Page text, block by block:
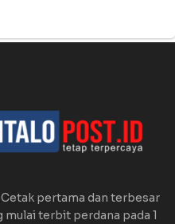
pertama dan terbesar
terbit perdana pada 1